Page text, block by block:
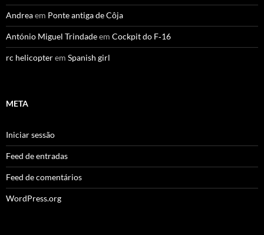
Andreaem Ponte antiga de Côja
António Miguel Trindadeem Cockpit do F‑16
rc helicopterem Spanish girl
META
Iniciar sessão
Feed de entradas
Feed de comentários
WordPress.org